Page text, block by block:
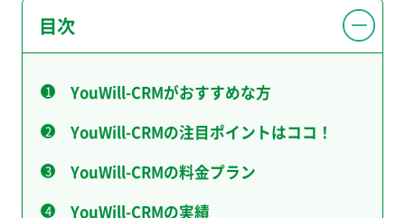
目次
YouWill-CRMがおすすめな方
YouWill-CRMの注目ポイントはココ！
YouWill-CRMの料金プラン
YouWill-CRMの実績